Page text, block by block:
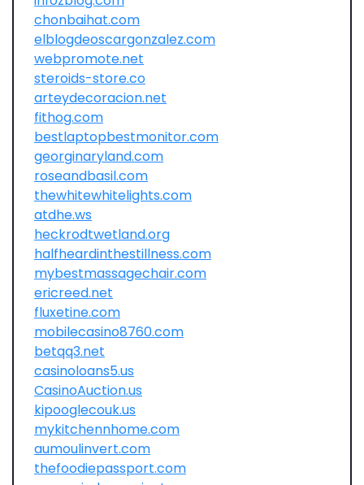
chonbaihat.com
elblogdeoscargonzalez.com
webpromote.net
steroids-store.co
arteydecoracion.net
fithog.com
bestlaptopbestmonitor.com
georginaryland.com
roseandbasil.com
thewhitewhitelights.com
atdhe.ws
heckrodtwetland.org
halfheardinthestillness.com
mybestmassagechair.com
ericreed.net
fluxetine.com
mobilecasino8760.com
betqq3.net
casinoloans5.us
CasinoAuction.us
kipooglecouk.us
mykitchennhome.com
aumoulinvert.com
thefoodiepassport.com